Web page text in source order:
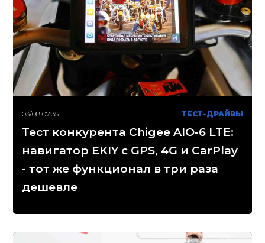
03/08 07:35 ТЕСТ-ДРАЙВЫ
Тест конкурента Chigee AIO-6 LTE:
навигатор EKIY с GPS, 4G и CarPlay
- тот же функционал в три раза
дешевле